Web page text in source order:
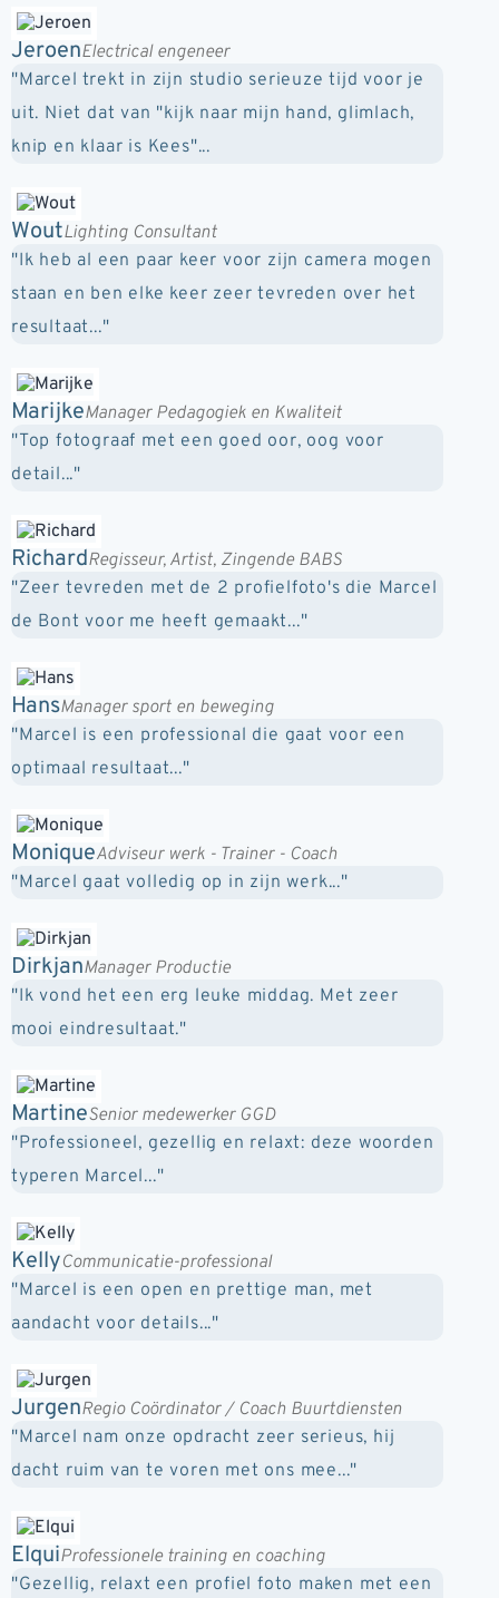
JeroenElectrical engeneer
"Marcel trekt in zijn studio serieuze tijd voor je
uit. Niet dat van "kijk naar mijn hand, glimlach,
knip en klaar is Kees"...
WoutLighting Consultant
"Ik heb al een paar keer voor zijn camera mogen
staan en ben elke keer zeer tevreden over het
resultaat..."
MarijkeManager Pedagogiek en Kwaliteit
"Top fotograaf met een goed oor, oog voor
detail..."
RichardRegisseur, Artist, Zingende BABS
"Zeer tevreden met de 2 profielfoto's die Marcel
de Bont voor me heeft gemaakt..."
HansManager sport en beweging
"Marcel is een professional die gaat voor een
optimaal resultaat..."
MoniqueAdviseur werk - Trainer - Coach
"Marcel gaat volledig op in zijn werk..."
DirkjanManager Productie
"Ik vond het een erg leuke middag. Met zeer
mooi eindresultaat."
MartineSenior medewerker GGD
"Professioneel, gezellig en relaxt: deze woorden
typeren Marcel..."
KellyCommunicatie-professional
"Marcel is een open en prettige man, met
aandacht voor details..."
JurgenRegio Coördinator / Coach Buurtdiensten
"Marcel nam onze opdracht zeer serieus, hij
dacht ruim van te voren met ons mee..."
ElquiProfessionele training en coaching
"Gezellig, relaxt een profiel foto maken met een